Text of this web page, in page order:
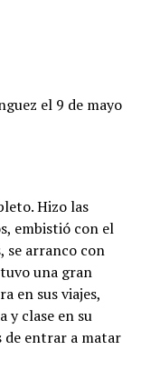
el 9 de mayo
Hizo las
embistió con el
se arranco con
una gran
en sus viajes,
y clase en su
de entrar a matar